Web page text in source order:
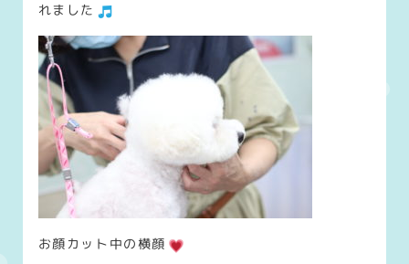
れました
お顔カット中の横顔